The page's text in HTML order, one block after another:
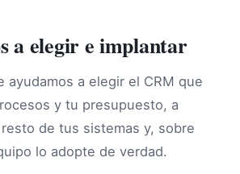
a elegir e implantar
ayudamos a elegir el CRM que
y tu presupuesto, a
de tus sistemas y, sobre
lo adopte de verdad.